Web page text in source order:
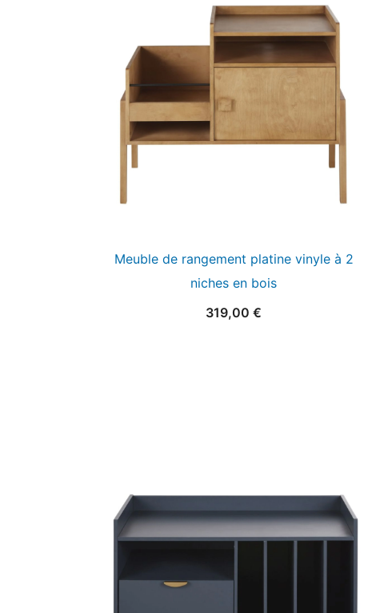
Meuble de rangement platine vinyle à 2
niches en bois
319,00 €